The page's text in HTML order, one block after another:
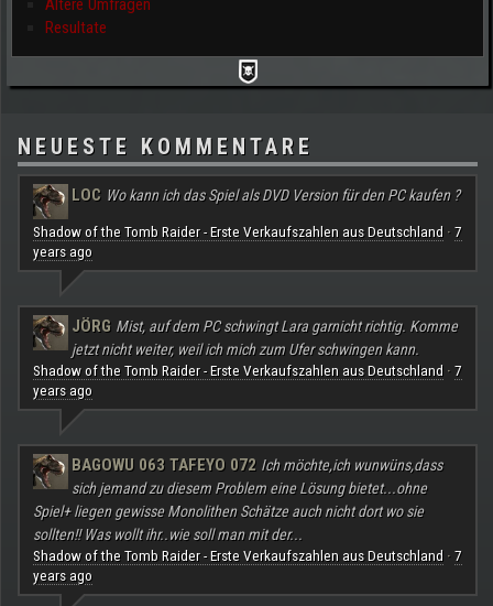
Ältere Umfragen
Resultate
NEUESTE KOMMENTARE
LOC Wo kann ich das Spiel als DVD Version für den PC kaufen ?
Shadow of the Tomb Raider - Erste Verkaufszahlen aus Deutschland · 7
years ago
JÖRG Mist, auf dem PC schwingt Lara garnicht richtig. Komme
jetzt nicht weiter, weil ich mich zum Ufer schwingen kann.
Shadow of the Tomb Raider - Erste Verkaufszahlen aus Deutschland · 7
years ago
BAGOWU 063 TAFEYO 072 Ich möchte,ich wunwüns,dass
sich jemand zu diesem Problem eine Lösung bietet...ohne
Spiel+ liegen gewisse Monolithen Schätze auch nicht dort wo sie
sollten!! Was wollt ihr..wie soll man mit der...
Shadow of the Tomb Raider - Erste Verkaufszahlen aus Deutschland · 7
years ago